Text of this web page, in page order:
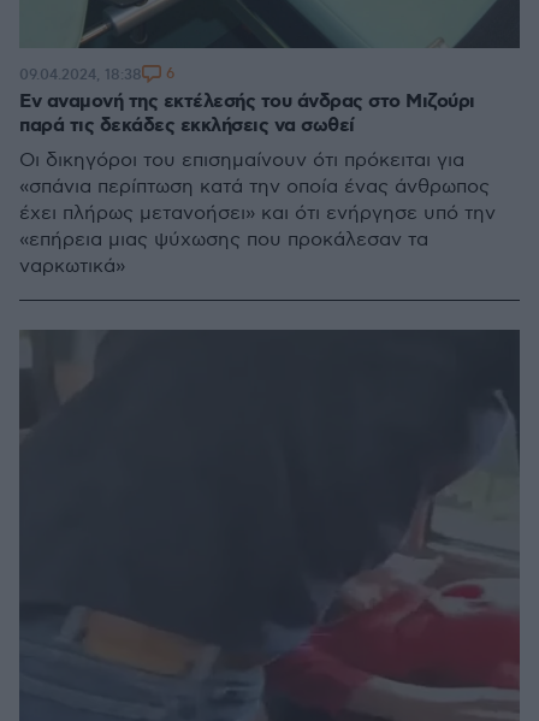
Εν αναμονή της εκτέλεσής του άνδρας στο Μιζούρι
παρά τις δεκάδες εκκλήσεις να σωθεί
Οι δικηγόροι του επισημαίνουν ότι πρόκειται για
«σπάνια περίπτωση κατά την οποία ένας άνθρωπος
έχει πλήρως μετανοήσει» και ότι ενήργησε υπό την
«επήρεια μιας ψύχωσης που προκάλεσαν τα
ναρκωτικά»
09.04.2024, 18:38 6